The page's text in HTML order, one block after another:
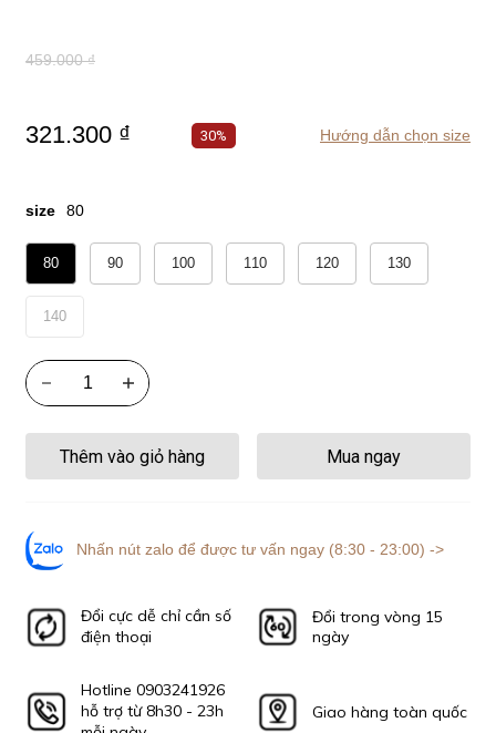
459.000 ₫
321.300 ₫ 30% Hướng dẫn chọn size
size 80
80 90 100 110 120 130
140
Đổi cực dễ chỉ cần số
điện thoại
Hotline 0903241926
hỗ trợ từ 8h30 - 23h
Đổi trong vòng 15
ngày
Giao hàng toàn quốc
Nhấn nút zalo để được tư vấn ngay (8:30 - 23:00) ->
Mua ngay
Thêm vào giỏ hàng